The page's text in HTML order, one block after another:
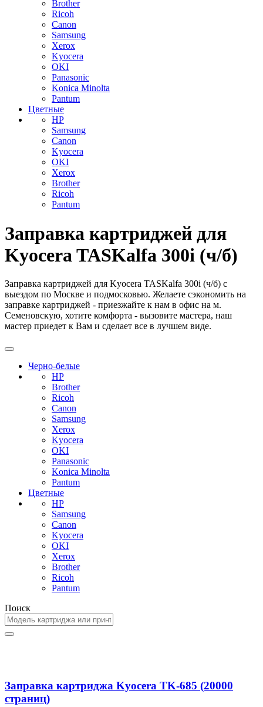
Brother
Ricoh
Canon
Samsung
Xerox
Kyocera
OKI
Panasonic
Konica Minolta
Pantum
Цветные
HP
Samsung
Canon
Kyocera
OKI
Xerox
Brother
Ricoh
Pantum
Заправка картриджей для
Kyocera TASKalfa 300i (ч/б)
Заправка картриджей для Kyocera TASKalfa 300i (ч/б) с
выездом по Москве и подмосковью. Желаете сэкономить на
заправке картриджей - приезжайте к нам в офис на м.
Семеновскую, хотите комфорта - вызовите мастера, наш
мастер приедет к Вам и сделает все в лучшем виде.
Черно-белые
HP
Brother
Ricoh
Canon
Samsung
Xerox
Kyocera
OKI
Panasonic
Konica Minolta
Pantum
Цветные
HP
Samsung
Canon
Kyocera
OKI
Xerox
Brother
Ricoh
Pantum
Поиск
Заправка картриджа Kyocera TK-685 (20000
страниц)